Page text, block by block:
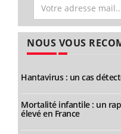
NOUS VOUS
Hantavirus : un cas
Mortalité infantile : un
élevé en France